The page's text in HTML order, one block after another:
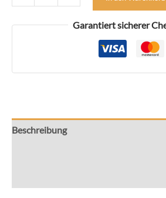
Typ
Paneele
Menge
Garantiert sicherer
Beschreibung